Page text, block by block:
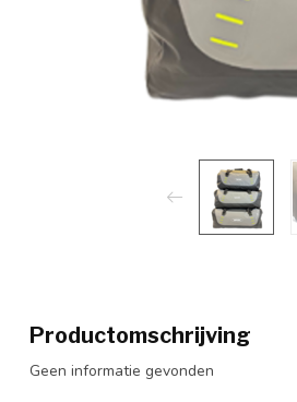
Productomschrijving
Geen informatie gevonden